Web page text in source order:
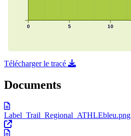
Télécharger le tracé
Documents
Label_Trail_Regional_ATHLEbleu.png